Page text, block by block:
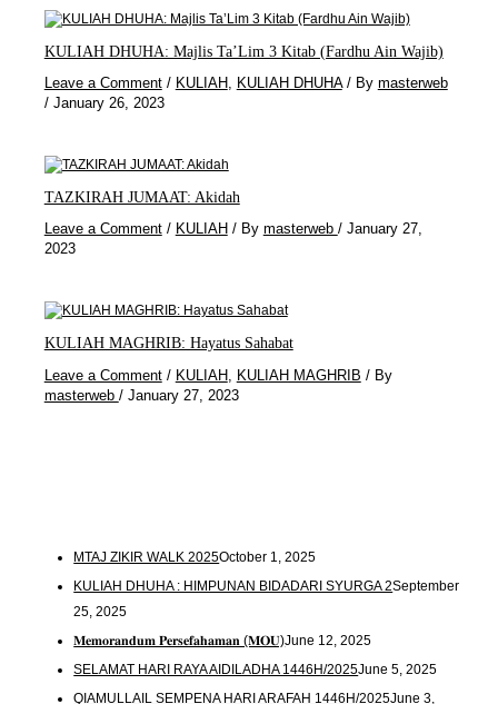
KULIAH DHUHA: Majlis Ta’Lim 3 Kitab (Fardhu Ain Wajib)
Leave a Comment / KULIAH, KULIAH DHUHA/ By masterweb
/ January 26, 2023
TAZKIRAH JUMAAT: Akidah
Leave a Comment / KULIAH / By masterweb / January 27,
2023
KULIAH MAGHRIB: Hayatus Sahabat
Leave a Comment / KULIAH, KULIAH MAGHRIB / By
masterweb / January 27, 2023
MTAJ ZIKIR WALK 2025October 1, 2025
KULIAH DHUHA : HIMPUNAN BIDADARI SYURGA 2September
25, 2025
𝐌𝐞𝐦𝐨𝐫𝐚𝐧𝐝𝐮𝐦 𝐏𝐞𝐫𝐬𝐞𝐟𝐚𝐡𝐚𝐦𝐚𝐧 (𝐌𝐎𝐔)June 12, 2025
SELAMAT HARI RAYA AIDILADHA 1446H/2025June 5, 2025
QIAMULLAIL SEMPENA HARI ARAFAH 1446H/2025June 3,